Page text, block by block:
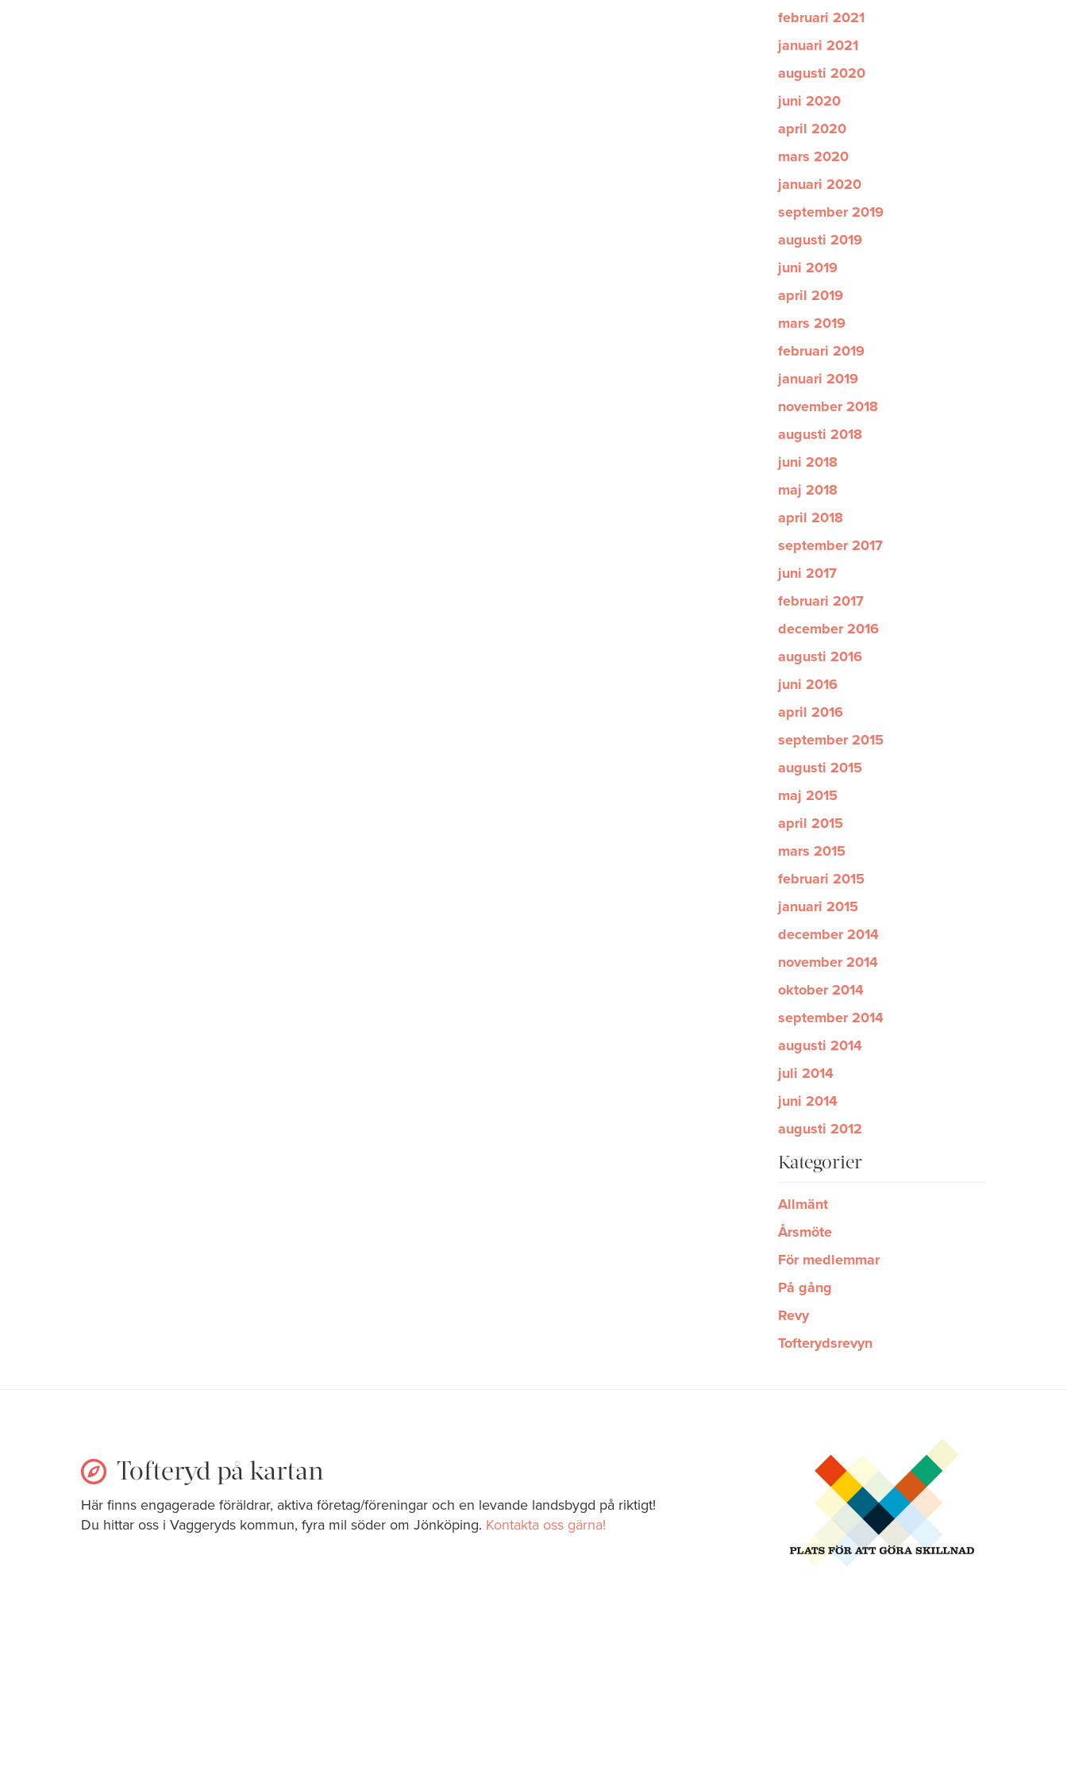
februari 2021
januari 2021
augusti 2020
juni 2020
april 2020
mars 2020
januari 2020
september 2019
augusti 2019
juni 2019
april 2019
mars 2019
februari 2019
januari 2019
november 2018
augusti 2018
juni 2018
maj 2018
april 2018
september 2017
juni 2017
februari 2017
december 2016
augusti 2016
juni 2016
april 2016
september 2015
augusti 2015
maj 2015
april 2015
mars 2015
februari 2015
januari 2015
december 2014
november 2014
oktober 2014
september 2014
augusti 2014
juli 2014
juni 2014
augusti 2012
Kategorier
Allmänt
Årsmöte
För medlemmar
På gång
Revy
Tofterydsrevyn
Tofteryd på kartan
Här finns engagerade föräldrar, aktiva företag/föreningar och en levande landsbygd på riktigt!
Du hittar oss i Vaggeryds kommun, fyra mil söder om Jönköping. Kontakta oss gärna!